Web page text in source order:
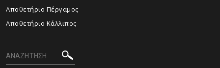
Aποθετήριο Πέργαμος
Αποθετήριο Κάλλιπος